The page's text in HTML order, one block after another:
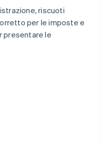
riscuoti
per le imposte e
presentare le